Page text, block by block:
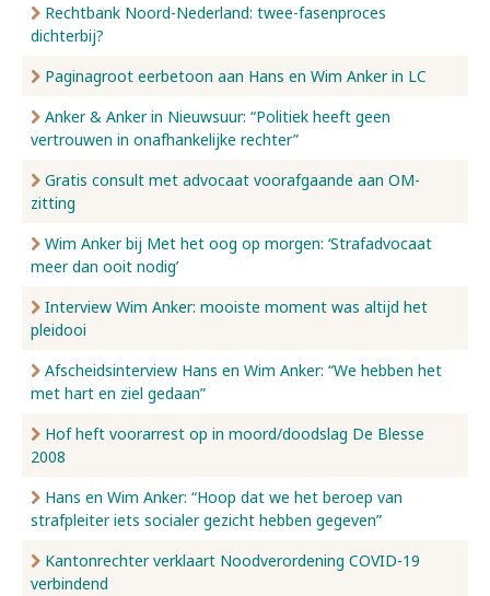
Rechtbank Noord-Nederland: twee-fasenproces
dichterbij?
Paginagroot eerbetoon aan Hans en Wim Anker in LC
Anker & Anker in Nieuwsuur: “Politiek heeft geen
vertrouwen in onafhankelijke rechter”
Gratis consult met advocaat voorafgaande aan OM-
zitting
Wim Anker bij Met het oog op morgen: ‘Strafadvocaat
meer dan ooit nodig’
Interview Wim Anker: mooiste moment was altijd het
pleidooi
Afscheidsinterview Hans en Wim Anker: “We hebben het
met hart en ziel gedaan”
Hof heft voorarrest op in moord/doodslag De Blesse
2008
Hans en Wim Anker: “Hoop dat we het beroep van
strafpleiter iets socialer gezicht hebben gegeven”
Kantonrechter verklaart Noodverordening COVID-19
verbindend